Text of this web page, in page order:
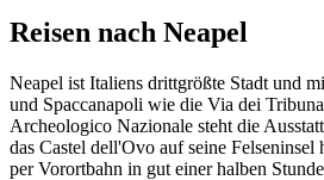
Reisen nach Neapel
Neapel ist Italiens drittgrößte Stadt und
und Spaccanapoli wie die Via dei
Archeologico Nazionale steht die
das Castel dell'Ovo auf seine
per Vorortbahn in gut einer halben